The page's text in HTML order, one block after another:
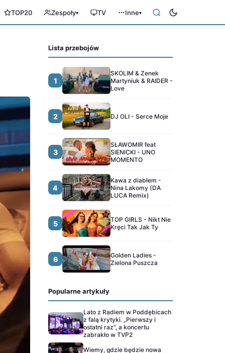
TOP20 Zespoły▾ TV Inne▾
Lista przebojów
1
SKOLIM & Zenek
Martyniuk & RAIDER -
Love
2 DJ OLI - Serce Moje
3
SŁAWOMIR feat
SIENICKI - UNO
MOMENTO
4
Kawa z diabłem -
Nina Lakomy (DA
LUCA Remix)
5
TOP GIRLS - Nikt Nie
Kręci Tak Jak Ty
6
Golden Ladies -
Zielona Puszcza
Popularne artykuły
Lato z Radiem w Poddębicach
z falą krytyki. „Pierwszy i
ostatni raz", a koncertu
zabrakło w TVP2
Wiemy, gdzie będzie nowa